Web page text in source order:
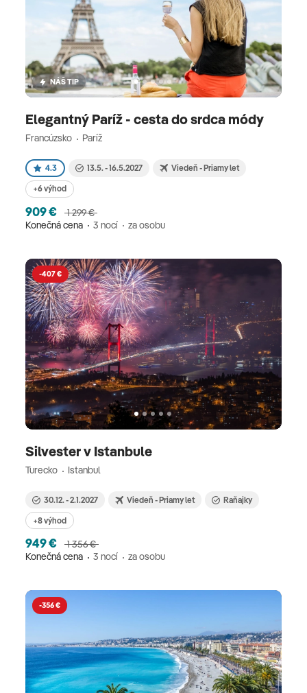
NÁŠ TIP
Elegantný Paríž - cesta do srdca módy
Francúzsko Paríž
4.3 13.5. - 16.5.2027 Viedeň - Priamy let
+6 výhod
909 €
1 299 €
Konečná cena
3 nocí za osobu
-407 €
Silvester v Istanbule
Turecko Istanbul
30.12. - 2.1.2027 Viedeň - Priamy let
Raňajky
+8 výhod
949 €
1 356 €
Konečná cena
3 nocí za osobu
-356 €